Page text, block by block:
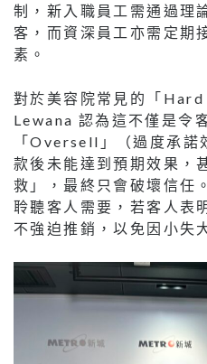
制，新入職員工需通過理
客，而資深員工亦需定期
素。
對於美容院常見的「Hard
Lewana 認為這不僅是令
「Oversell」（過度承諾
款後未能達到預期效果，
救」，最終只會破壞信任
聆聽客人需要，若客人表
不強迫推銷，以免因小失